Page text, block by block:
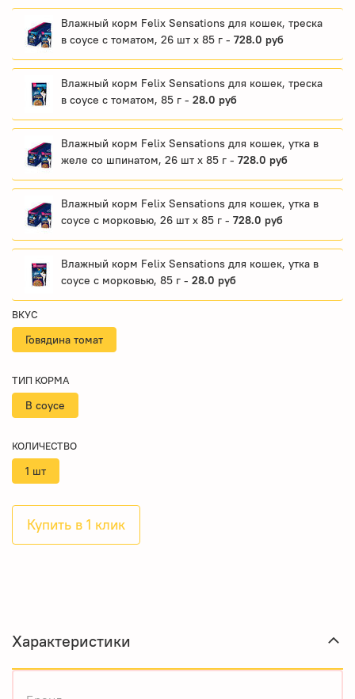
Влажный корм Felix Sensations для кошек, треска
в соусе с томатом, 26 шт x 85 г - 728.0 руб
Влажный корм Felix Sensations для кошек, треска
в соусе с томатом, 85 г - 28.0 руб
Влажный корм Felix Sensations для кошек, утка в
желе со шпинатом, 26 шт x 85 г - 728.0 руб
Влажный корм Felix Sensations для кошек, утка в
соусе с морковью, 26 шт x 85 г - 728.0 руб
Влажный корм Felix Sensations для кошек, утка в
соусе с морковью, 85 г - 28.0 руб
Купить в 1 клик
ВКУС
Говядина томат
ТИП КОРМА
В соусе
КОЛИЧЕСТВО
1 шт
Характеристики